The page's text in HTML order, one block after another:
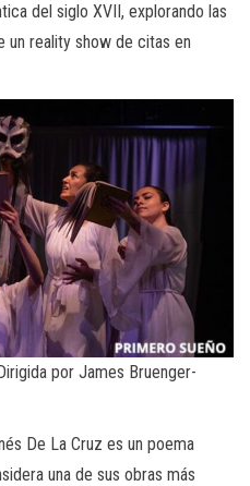
del siglo XVII, explorando las
un reality show de citas en
por James Bruenger-
De La Cruz es un poema
una de sus obras más